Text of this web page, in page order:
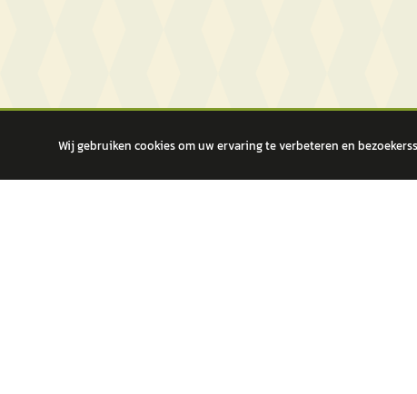
Wij gebruiken cookies om uw ervaring te verbeteren en